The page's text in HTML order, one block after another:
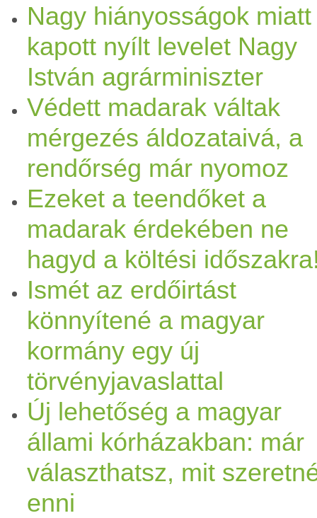
Nagy hiányosságok miatt
kapott nyílt levelet Nagy
István agrárminiszter
Védett madarak váltak
mérgezés áldozataivá, a
rendőrség már nyomoz
Ezeket a teendőket a
madarak érdekében ne
hagyd a költési
Ismét az erdőirtást
könnyítené a magyar
kormány egy új
törvényjavaslattal
Új lehetőség a magyar
állami kórházakban: már
választhatsz, mit
enni